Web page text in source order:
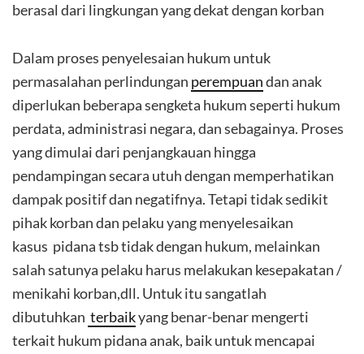
berasal dari lingkungan yang dekat dengan korban
Dalam proses penyelesaian hukum untuk
permasalahan perlindungan perempuandan anak
diperlukan beberapa sengketa hukum seperti hukum
perdata, administrasi negara, dan sebagainya. Proses
yang dimulai dari penjangkauan hingga
pendampingan secara utuh dengan memperhatikan
dampak positif dan negatifnya. Tetapi tidak sedikit
pihak korban dan pelaku yang menyelesaikan
kasus pidana tsb tidak dengan hukum, melainkan
salah satunya pelaku harus melakukan kesepakatan /
menikahi korban,dll. Untuk itu sangatlah
dibutuhkan terbaikyang benar-benar mengerti
terkait hukum pidana anak, baik untuk mencapai